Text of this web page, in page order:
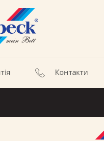
Контакти